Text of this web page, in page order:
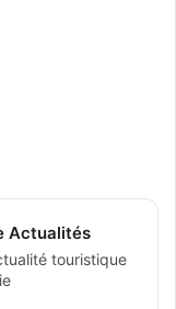
Actualités
touristique